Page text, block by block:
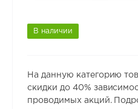
В наличии
На данную категорию
скидки до 40%
проводимых акций.